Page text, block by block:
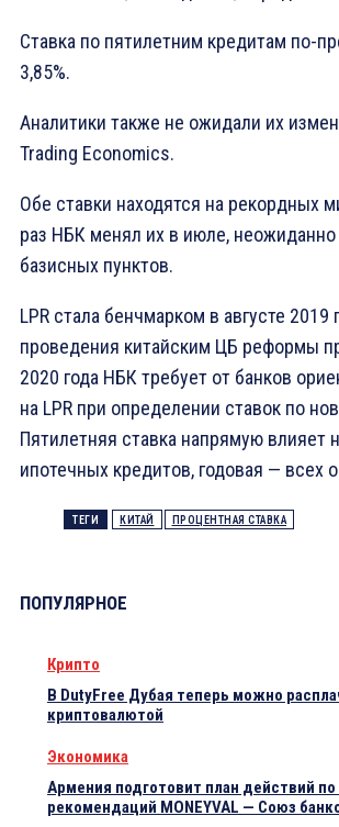
Ставка по пятилетним кредитам по-
3,85%.
Аналитики также не ожидали их
Trading Economics.
Обе ставки находятся на рекордных
раз НБК менял их в июле, неожиданно
базисных пунктов.
LPR стала бенчмарком в августе 2019
проведения китайским ЦБ реформы
2020 года НБК требует от банков
на LPR при определении ставок по
Пятилетняя ставка напрямую влияет
ипотечных кредитов, годовая — всех
ТЕГИ КИТАЙ ПРОЦЕНТНАЯ СТАВКА
ПОПУЛЯРНОЕ
Крипто
В DutyFree Дубая теперь можно
криптовалютой
Экономика
Армения подготовит план действий
рекомендаций MONEYVAL — Союз